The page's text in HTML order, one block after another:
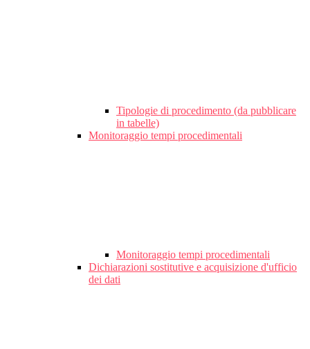
Tipologie di procedimento (da pubblicare
in tabelle)
Monitoraggio tempi procedimentali
Monitoraggio tempi procedimentali
Dichiarazioni sostitutive e acquisizione d'ufficio
dei dati